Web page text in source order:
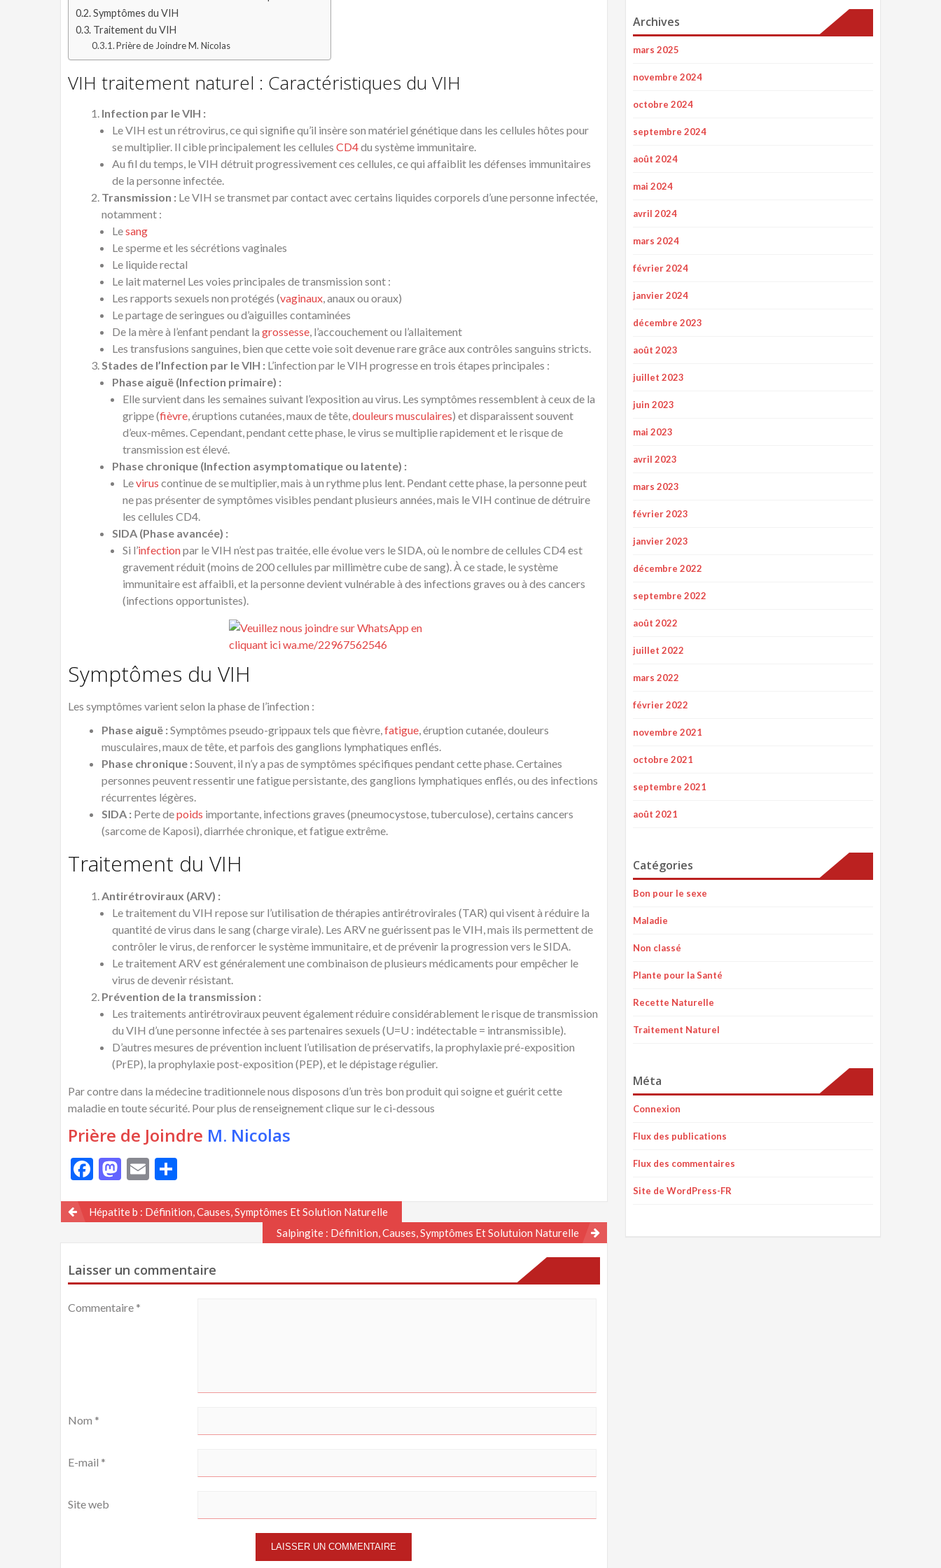
Symptômes du VIH
Traitement du VIH
Prière de Joindre M. Nicolas
VIH traitement naturel : Caractéristiques du VIH
Infection par le VIH :
Le VIH est un rétrovirus, ce qui signifie qu’il insère son matériel génétique dans les cellules hôtes pour
se multiplier. Il cible principalement les cellules CD4du système immunitaire.
Au fil du temps, le VIH détruit progressivement ces cellules, ce qui affaiblit les défenses immunitaires
de la personne infectée.
Transmission : Le VIH se transmet par contact avec certains liquides corporels d’une personne infectée,
notamment :
Lesang
Le sperme et les sécrétions vaginales
Le liquide rectal
Le lait maternel Les voies principales de transmission sont :
Les rapports sexuels non protégés (vaginaux , anaux ou oraux)
Le partage de seringues ou d’aiguilles contaminées
De la mère à l’enfant pendant la grossesse , l’accouchement ou l’allaitement
Les transfusions sanguines, bien que cette voie soit devenue rare grâce aux contrôles sanguins stricts.
Stades de l’Infection par le VIH : L’infection par le VIH progresse en trois étapes principales :
Phase aiguë (Infection primaire) :
Elle survient dans les semaines suivant l’exposition au virus. Les symptômes ressemblent à ceux de la
grippe (fièvre , éruptions cutanées, maux de tête, douleurs musculaires) et disparaissent souvent
d’eux-mêmes. Cependant, pendant cette phase, le virus se multiplie rapidement et le risque de
transmission est élevé.
Phase chronique (Infection asymptomatique ou latente) :
Levirus continue de se multiplier, mais à un rythme plus lent. Pendant cette phase, la personne peut
ne pas présenter de symptômes visibles pendant plusieurs années, mais le VIH continue de détruire
les cellules CD4.
SIDA (Phase avancée) :
Si l’infectionpar le VIH n’est pas traitée, elle évolue vers le SIDA, où le nombre de cellules CD4 est
gravement réduit (moins de 200 cellules par millimètre cube de sang). À ce stade, le système
immunitaire est affaibli, et la personne devient vulnérable à des infections graves ou à des cancers
(infections opportunistes).
Symptômes du VIH
Les symptômes varient selon la phase de l’infection :
Phase aiguë :Symptômes pseudo-grippaux tels que fièvre, fatigue , éruption cutanée, douleurs
musculaires, maux de tête, et parfois des ganglions lymphatiques enflés.
Phase chronique :Souvent, il n’y a pas de symptômes spécifiques pendant cette phase. Certaines
personnes peuvent ressentir une fatigue persistante, des ganglions lymphatiques enflés, ou des infections
récurrentes légères.
SIDA : Perte depoids importante, infections graves (pneumocystose, tuberculose), certains cancers
(sarcome de Kaposi), diarrhée chronique, et fatigue extrême.
Traitement du VIH
Antirétroviraux (ARV) :
Le traitement du VIH repose sur l’utilisation de thérapies antirétrovirales (TAR) qui visent à réduire la
quantité de virus dans le sang (charge virale). Les ARV ne guérissent pas le VIH, mais ils permettent de
contrôler le virus, de renforcer le système immunitaire, et de prévenir la progression vers le SIDA.
Le traitement ARV est généralement une combinaison de plusieurs médicaments pour empêcher le
virus de devenir résistant.
Prévention de la transmission :
Les traitements antirétroviraux peuvent également réduire considérablement le risque de transmission
du VIH d’une personne infectée à ses partenaires sexuels (U=U : indétectable = intransmissible).
D’autres mesures de prévention incluent l’utilisation de préservatifs, la prophylaxie pré-exposition
(PrEP), la prophylaxie post-exposition (PEP), et le dépistage régulier.
Par contre dans la médecine traditionnele nous disposons d’un très bon produit qui soigne et guérit cette
maladie en toute sécurité. Pour plus de renseignement clique sur le ci-dessous
Prière de Joindre M. Nicolas
Facebook
Mastodon
Email
Navigation
l’article
Hépatite b : Définition, Causes, Symptômes Et Solution Naturelle
Salpingite : Définition, Causes, Symptômes Et Solutuion Naturelle
Laisser un commentaire
Commentaire *
Nom *
E-mail *
Site web
Archives
mars 2025
novembre 2024
octobre 2024
septembre 2024
août 2024
mai 2024
avril 2024
mars 2024
février 2024
janvier 2024
décembre 2023
août 2023
juillet 2023
juin 2023
mai 2023
avril 2023
mars 2023
février 2023
janvier 2023
décembre 2022
septembre 2022
août 2022
juillet 2022
mars 2022
février 2022
novembre 2021
octobre 2021
septembre 2021
août 2021
Catégories
Bon pour le sexe
Maladie
Non classé
Plante pour la Santé
Recette Naturelle
Traitement Naturel
Méta
Connexion
Flux des publications
Flux des commentaires
Site de WordPress-FR